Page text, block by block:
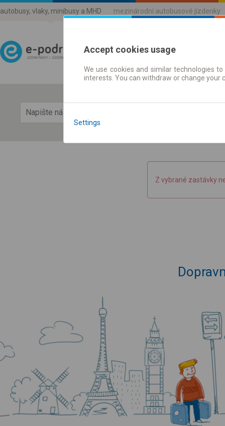
autobusy, vlaky, minibusy a MHD mezinárodní autobusové jízdenky
Jízdni řády a jízdenky
Z vybrané zastávky
Accept cookies usage
We use cookies and similar technologies
interests. You can withdraw or change
Settings